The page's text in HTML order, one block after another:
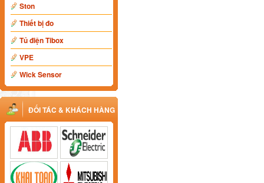
Ston
Thiết bị đo
Tủ điện Tibox
VPE
Wick Sensor
ĐỐI TÁC & KHÁCH HÀNG